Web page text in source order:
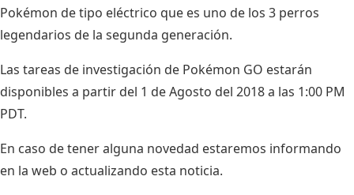
Pokémon de tipo eléctrico que es uno de los 3 perros
legendarios de la segunda generación.
Las tareas de investigación de Pokémon GO estarán
disponibles a partir del 1 de Agosto del 2018 a las 1:00 PM
PDT.
En caso de tener alguna novedad estaremos informando
en la web o actualizando esta noticia.